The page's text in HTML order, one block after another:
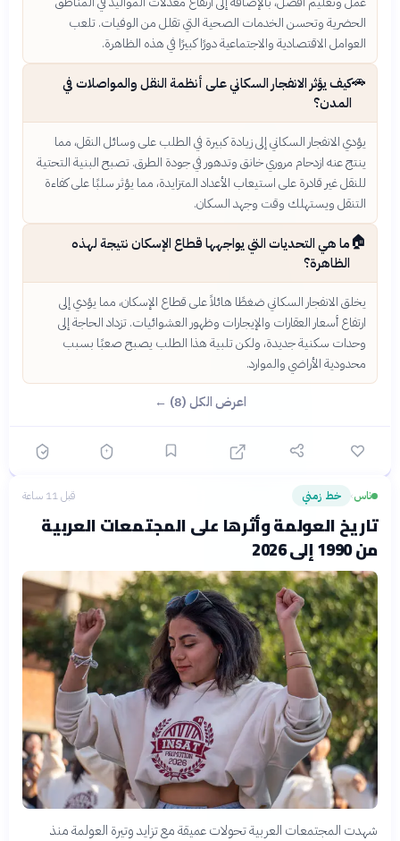
الحضرية وتحسن الخدمات الصحية التي تقلل من الوفيات. تلعب
العوامل الاقتصادية والاجتماعية دورًا كبيرًا في هذه الظاهرة.
🚗كيف يؤثر الانفجار السكاني على أنظمة النقل والمواصلات في
المدن؟
يؤدي الانفجار السكاني إلى زيادة كبيرة في الطلب على وسائل النقل، مما
ينتج عنه ازدحام مروري خانق وتدهور في جودة الطرق. تصبح البنية التحتية
للنقل غير قادرة على استيعاب الأعداد المتزايدة، مما يؤثر سلبًا على كفاءة
التنقل ويستهلك وقت وجهد السكان.
🏠ما هي التحديات التي يواجهها قطاع الإسكان نتيجة لهذه
الظاهرة؟
يخلق الانفجار السكاني ضغطًا هائلاً على قطاع الإسكان، مما يؤدي إلى
ارتفاع أسعار العقارات والإيجارات وظهور العشوائيات. تزداد الحاجة إلى
وحدات سكنية جديدة، ولكن تلبية هذا الطلب يصبح صعبًا بسبب
محدودية الأراضي والموارد.
اعرض الكل (8) ←
ناس› خط زمني قبل 11 ساعة
تاريخ العولمة وأثرها على المجتمعات العربية
من 1990 إلى 2026
شهدت المجتمعات العربية تحولات عميقة مع تزايد وتيرة العولمة منذ